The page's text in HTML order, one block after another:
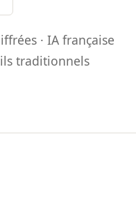
· IA française
traditionnels